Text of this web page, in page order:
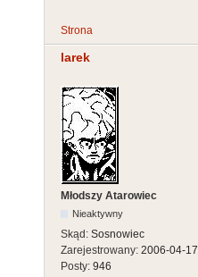
Strona
larek
Młodszy Atarowiec
Nieaktywny
Skąd: Sosnowiec
Zarejestrowany: 2006-04-17
Posty: 946